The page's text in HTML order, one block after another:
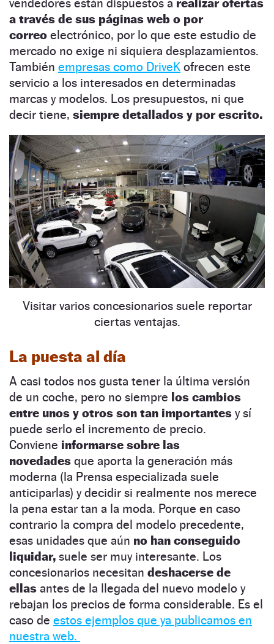
vendedores están dispuestos a realizar ofertas
a través de sus páginas web o por
correo electrónico, por lo que este estudio de
mercado no exige ni siquiera desplazamientos.
También empresas como DriveK ofrecen este
servicio a los interesados en determinadas
marcas y modelos. Los presupuestos, ni que
decir tiene, siempre detallados y por escrito.
Visitar varios concesionarios suele reportar
ciertas ventajas.
La puesta al día
A casi todos nos gusta tener la última versión
de un coche, pero no siempre los cambios
entre unos y otros son tan importantes y sí
puede serlo el incremento de precio.
Conviene informarse sobre las
novedades que aporta la generación más
moderna (la Prensa especializada suele
anticiparlas) y decidir si realmente nos merece
la pena estar tan a la moda. Porque en caso
contrario la compra del modelo precedente,
esas unidades que aún no han conseguido
liquidar, suele ser muy interesante. Los
concesionarios necesitan deshacerse de
ellas antes de la llegada del nuevo modelo y
rebajan los precios de forma considerable. Es el
caso de estos ejemplos que ya publicamos en
nuestra web.